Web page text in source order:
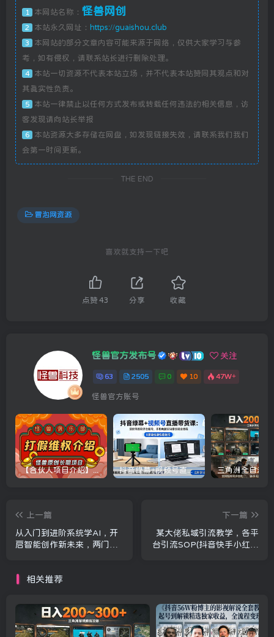
1 本网站名称： 怪兽网创
2 本站永久网址： https://guaishou.club
3
本网站的部分文章内容可能来源于网络，仅供大家学习与参
考，如有侵权，请联系站长进行删除处理。
4
本站一切资源不代表本站立场，并不代表本站赞同其观点和对
其真实性负责。
5
本站一律禁止以任何方式发布或转载任何违法的相关信息，访
客发现请向站长举报
6
本站资源大多存储在网盘，如发现链接失效，请联系我们我们
会第一时间更新。
THE END
冒泡网资源
喜欢就支持一下吧
点赞 43 分享 收藏
怪兽官方发布号 关注
63 2505 0 10 47W+
怪兽官方账号
【合伙人项目介绍】打假维权项目介绍 抖音绿幕+视频号直播带货课：居家照着稿子念起号，手机电脑双场景搭建全流程
上一篇
从入门到进阶系统学AI，开
启智能创作新未来，两门课
下一篇
某大佬私域引流教学，各平
台引流SOP(抖音快手小红书
相关推荐